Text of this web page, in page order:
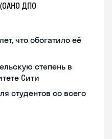
ДПО
что обогатило её
степень в
Сити
студентов со всего